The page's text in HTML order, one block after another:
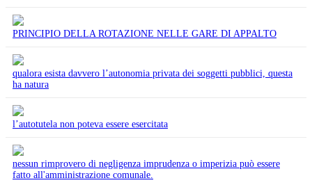
PRINCIPIO DELLA ROTAZIONE NELLE GARE DI APPALTO
qualora esista davvero l’autonomia privata dei soggetti pubblici, questa
ha natura
l’autotutela non poteva essere esercitata
nessun rimprovero di negligenza imprudenza o imperizia può essere
fatto all'amministrazione comunale.